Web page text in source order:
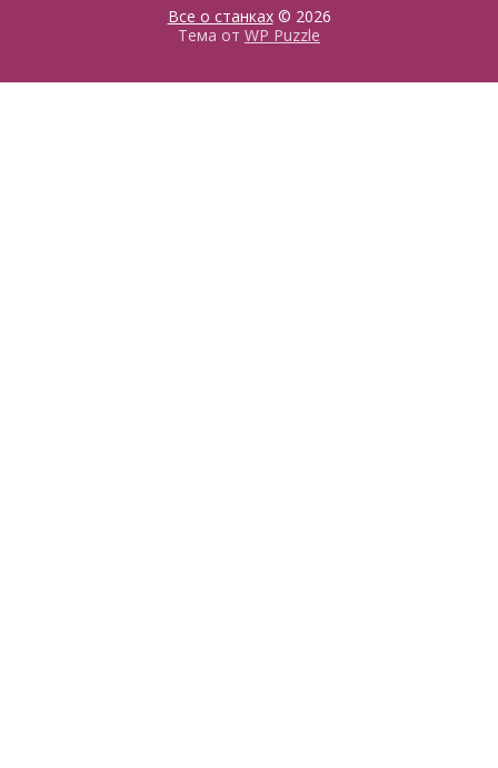
Все о станках© 2026
Тема от WP Puzzle